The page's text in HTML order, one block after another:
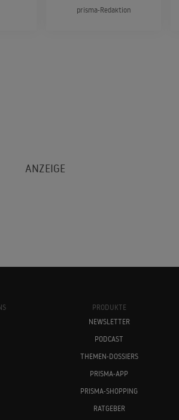
prisma-Redaktion
PRODUKTE
NEWSLETTER
PODCAST
THEMEN-DOSSIERS
PRISMA-APP
PRISMA-SHOPPING
RATGEBER